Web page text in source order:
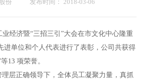
股份 发布时间： 2018-03-06
济暨“三招三引”大会在市文化中心隆重
进单位和个人代表进行了表彰，公司共获得
13 项荣誉。
正确领导下，全体员工凝聚力量，真抓